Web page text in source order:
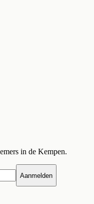
in de Kempen.
Aanmelden